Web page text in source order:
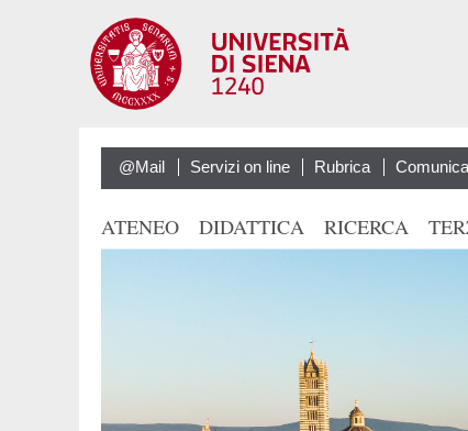
@Mail Servizi on line Rubrica
ATENEO DIDATTICA RICERCA